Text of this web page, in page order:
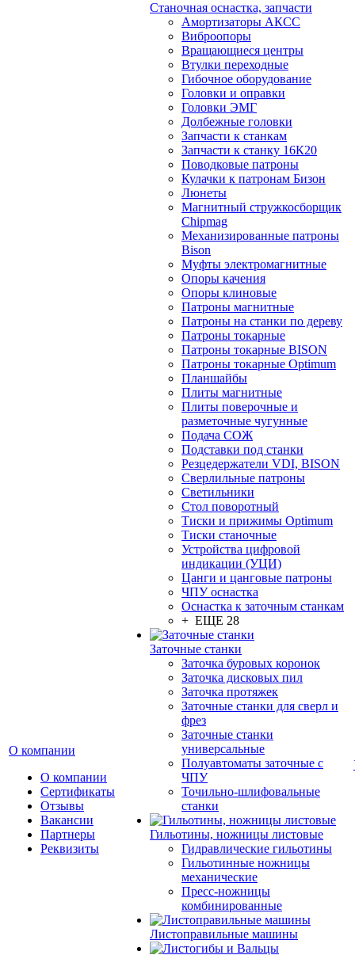
О компании
О компании
Сертификаты
Отзывы
Вакансии
Партнеры
Реквизиты
Станочная оснастка, запчасти
Амортизаторы АКСС
Виброопоры
Вращающиеся центры
Втулки переходные
Гибочное оборудование
Головки и оправки
Головки ЭМГ
Долбежные головки
Запчасти к станкам
Запчасти к станку 16К20
Поводковые патроны
Кулачки к патронам Бизон
Люнеты
Магнитный стружкосборщик
Chipmag
Механизированные патроны
Bison
Муфты электромагнитные
Опоры качения
Опоры клиновые
Патроны магнитные
Патроны на станки по дереву
Патроны токарные
Патроны токарные BISON
Патроны токарные Optimum
Планшайбы
Плиты магнитные
Плиты поверочные и
разметочные чугунные
Подача СОЖ
Подставки под станки
Резцедержатели VDI, BISON
Сверлильные патроны
Светильники
Стол поворотный
Тиски и прижимы Optimum
Тиски станочные
Устройства цифровой
индикации (УЦИ)
Цанги и цанговые патроны
ЧПУ оснастка
Оснастка к заточным станкам
+ ЕЩЕ 28
Заточные станки
Заточка буровых коронок
Заточка дисковых пил
Заточка протяжек
Заточные станки для сверл и
фрез
Заточные станки
универсальные
Полуавтоматы заточные с
ЧПУ
Точильно-шлифовальные
станки
Гильотины, ножницы листовые
Гидравлические гильотины
Гильотинные ножницы
механические
Пресс-ножницы
комбинированные
Листоправильные машины